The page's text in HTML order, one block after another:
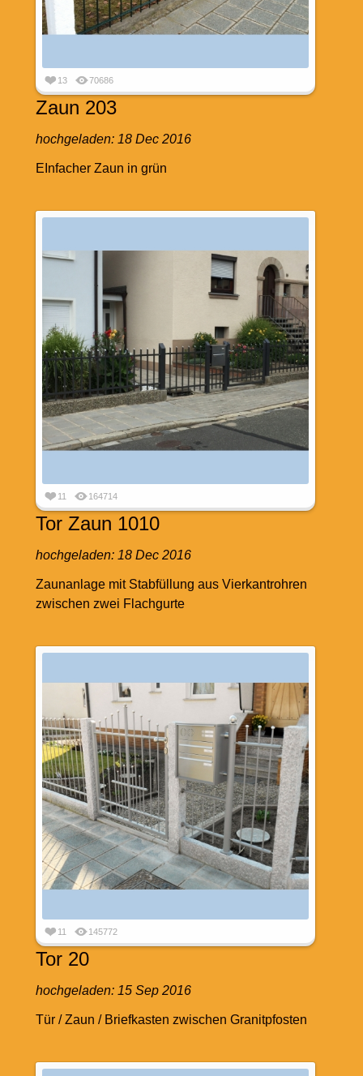
13 70686
Zaun 203
hochgeladen: 18 Dec 2016
EInfacher Zaun in grün
11 164714
Tor Zaun 1010
hochgeladen: 18 Dec 2016
Zaunanlage mit Stabfüllung aus Vierkantrohren
zwischen zwei Flachgurte
11 145772
Tor 20
hochgeladen: 15 Sep 2016
Tür / Zaun / Briefkasten zwischen Granitpfosten